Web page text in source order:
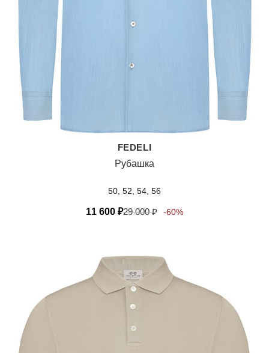
FEDELI
Рубашка
50, 52, 54, 56
11 600 ₽29 000₽ -60%